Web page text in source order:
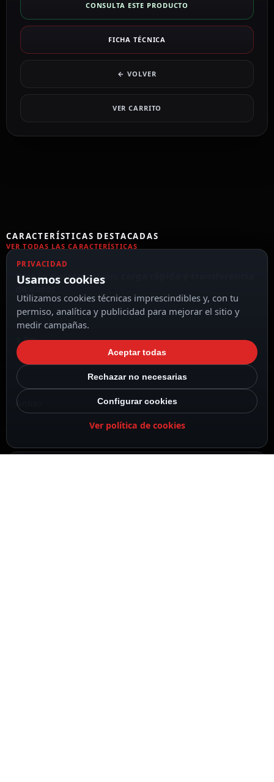
CONSULTA ESTE PRODUCTO
FICHA TÉCNICA
← VOLVER
VER CARRITO
CARACTERÍSTICAS DESTACADAS
VER TODAS LAS CARACTERÍSTICAS
Para la sincronización, carga rápida y transferencia
1.8m
Anker
PRIVACIDAD
Usamos cookies
Utilizamos cookies técnicas imprescindibles y, con tu
permiso, analítica y publicidad para mejorar el sitio y
medir campañas.
Aceptar todas
Rechazar no necesarias
Configurar cookies
Ver política de cookies